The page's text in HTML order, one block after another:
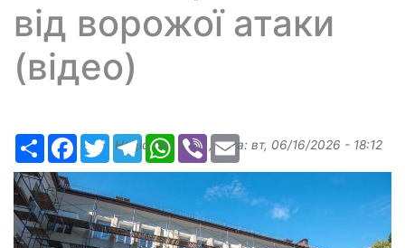
від ворожої атаки
(відео)
РесурсFacebook
TwitterTelegramWhatsApp
ViberEmail
Надіслав: ilona , дата: вт, 06/16/2026 - 18:12